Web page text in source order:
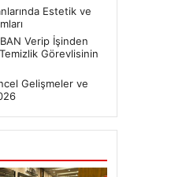
▲ +0.46%
açıklanacak?
emekli ikramiyeleri
Estetik ve